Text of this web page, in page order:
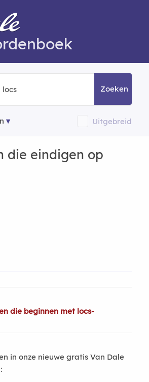
Zoeken
Uitgebreid
die eindigen op
die beginnen met locs-
in onze nieuwe gratis Van Dale